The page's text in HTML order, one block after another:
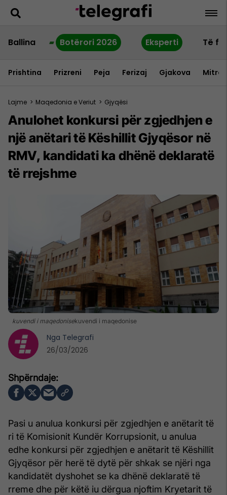
Ballina Botërori 2026 Eksperti Të
Prishtina Prizreni Peja Ferizaj Gjakova
Lajme > Maqedonia e Veriut > Gjyqësi
Anulohet konkursi për zgjedhjen e
një anëtari të Këshillit Gjyqësor në
RMV, kandidati ka dhënë deklaratë
të rrejshme
kuvendi i maqedonisekuvendi i maqedonise
Pasi u anulua konkursi për zgjedhjen e anëtarit të
ri të Komisionit Kundër Korrupsionit, u anulua
edhe konkursi për zgjedhjen e anëtarit të Këshillit
Gjyqësor për herë të dytë për shkak se njëri nga
kandidatët dyshohet se ka dhënë deklaratë të
rreme dhe për këtë iu dërgua njoftim Kryetarit të
Nga Telegrafi
26/03/2026